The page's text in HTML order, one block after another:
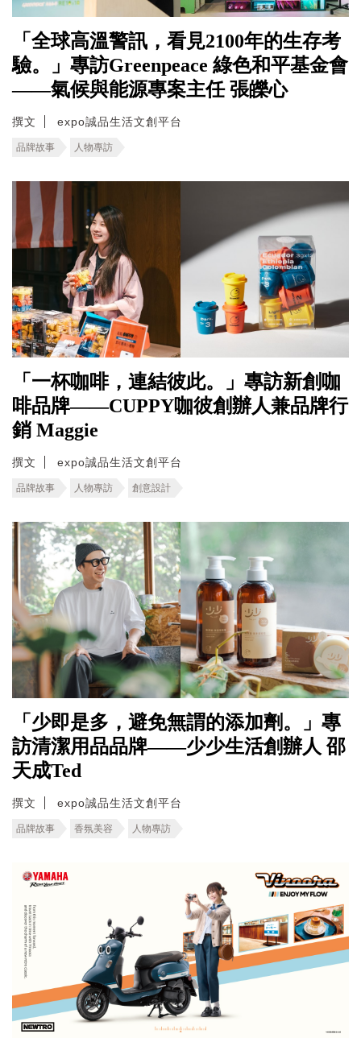
「全球高溫警訊，看見2100年的生存考
驗。」專訪Greenpeace 綠色和平基金會
——氣候與能源專案主任 張皪心
撰文 expo誠品生活文創平台
品牌故事 人物專訪
「一杯咖啡，連結彼此。」專訪新創咖
啡品牌——CUPPY咖彼創辦人兼品牌行
銷 Maggie
撰文 expo誠品生活文創平台
品牌故事 人物專訪 創意設計
「少即是多，避免無謂的添加劑。」專
訪清潔用品品牌——少少生活創辦人 邵
天成Ted
撰文 expo誠品生活文創平台
品牌故事 香氛美容 人物專訪